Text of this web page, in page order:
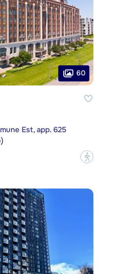
60
Est, app. 625
?